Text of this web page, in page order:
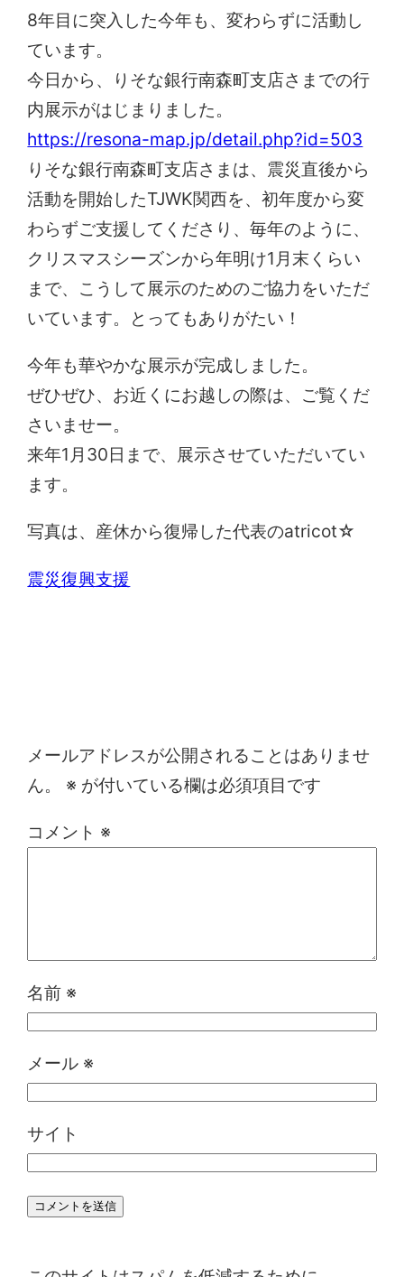
8年目に突入した今年も、変わらずに活動し
ています。
今日から、りそな銀行南森町支店さまでの行
内展示がはじまりました。
https://resona-map.jp/detail.php?id=503
りそな銀行南森町支店さまは、震災直後から
活動を開始したTJWK関西を、初年度から変
わらずご支援してくださり、毎年のように、
クリスマスシーズンから年明け1月末くらい
まで、こうして展示のためのご協力をいただ
いています。とってもありがたい！
今年も華やかな展示が完成しました。
ぜひぜひ、お近くにお越しの際は、ご覧くだ
さいませー。
来年1月30日まで、展示させていただいてい
ます。
写真は、産休から復帰した代表のatricot☆
震災復興支援
メールアドレスが公開されることはありませ
ん。
※ が付いている欄は必須項目です
コメント ※
名前 ※
メール ※
サイト